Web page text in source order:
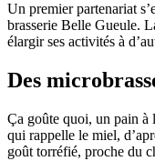
Un premier partenariat
brasserie Belle Gueule.
élargir ses activités à
Des
Ça goûte quoi, un pain à
qui rappelle le miel,
goût torréfié, proche du